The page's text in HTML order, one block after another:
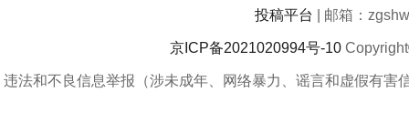
投稿平台 | 邮箱：
京ICP备2021020994号-10
违法和不良信息举报（涉未成年、网络暴力、谣言和虚假有